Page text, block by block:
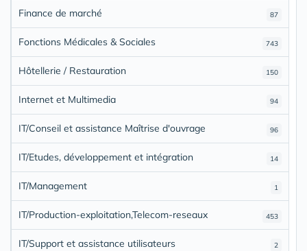
87
Finance de marché
743
Fonctions Médicales & Sociales
150
Hôtellerie / Restauration
94
Internet et Multimedia
96
IT/Conseil et assistance Maîtrise d'ouvrage
14
IT/Etudes, développement et intégration
1
IT/Management
453
IT/Production-exploitation,Telecom-reseaux
2
IT/Support et assistance utilisateurs